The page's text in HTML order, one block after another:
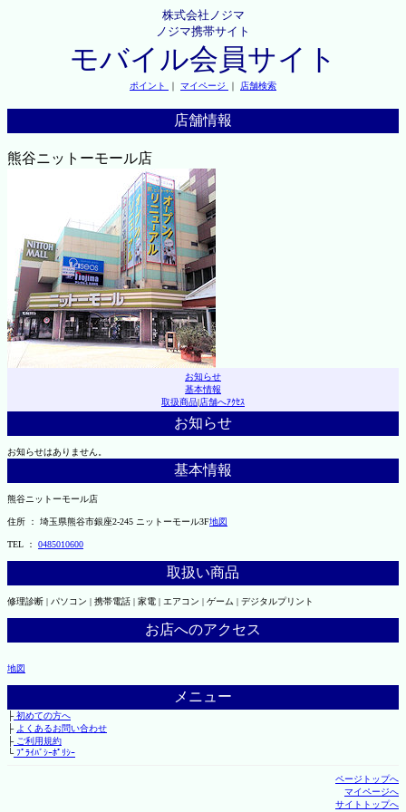
株式会社ノジマ
ノジマ携帯サイト
モバイル会員サイト
ポイント ｜ マイページ ｜ 店舗検索
店舗情報
熊谷ニットーモール店
お知らせ
基本情報
取扱商品|店舗へｱｸｾｽ
お知らせ
お知らせはありません。
基本情報
熊谷ニットーモール店
住所 ： 埼玉県熊谷市銀座2-245 ニットーモール3F地図
TEL ： 0485010600
取扱い商品
修理診断 | パソコン | 携帯電話 | 家電 | エアコン | ゲーム | デジタルプリント
お店へのアクセス
地図
メニュー
├初めての方へ
├ よくあるお問い合わせ
├ご利用規約
└ﾌﾟﾗｲﾊﾞｼｰﾎﾟﾘｼｰ
ページトップへ
マイページへ
サイトトップへ